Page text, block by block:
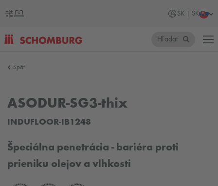
SK | SK
Hľadať
Späť
ASODUR-SG3-thix
INDUFLOOR-IB1248
Špeciálna penetrácia - bariéra proti
prieniku olejov a vlhkosti